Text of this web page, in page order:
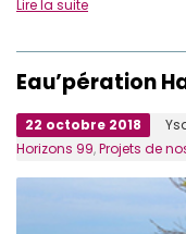
Lire la suite
Eau’pération
22 octobre 2018
Horizons 99,Projets de